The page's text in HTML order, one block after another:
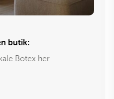
butik:
Botex her